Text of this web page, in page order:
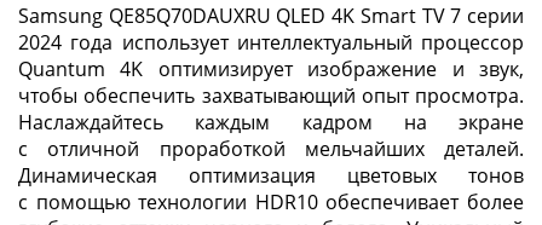
Samsung QE85Q70DAUXRU QLED 4K Smart TV 7 серии
2024 года использует интеллектуальный процессор
Quantum 4K оптимизирует изображение и звук,
чтобы обеспечить захватывающий опыт просмотра.
Наслаждайтесь каждым кадром на экране
с отличной проработкой мельчайших деталей.
Динамическая оптимизация цветовых тонов
с помощью технологии HDR10 обеспечивает более